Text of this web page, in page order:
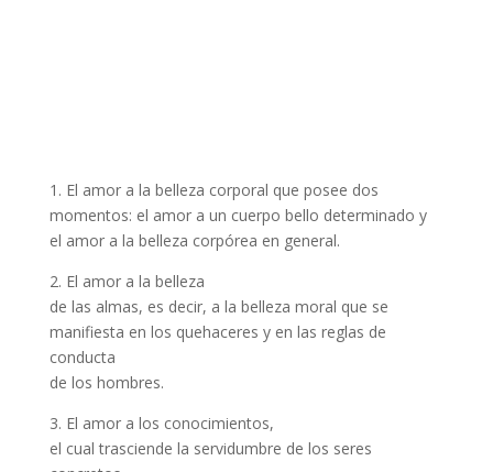
1. El amor a la belleza corporal que posee dos
momentos: el amor a un cuerpo bello determinado y
el amor a la belleza corpórea en general.
2. El amor a la belleza
de las almas, es decir, a la belleza moral que se
manifiesta en los quehaceres y en las reglas de
conducta
de los hombres.
3. El amor a los conocimientos,
el cual trasciende la servidumbre de los seres